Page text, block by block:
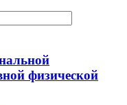
физической